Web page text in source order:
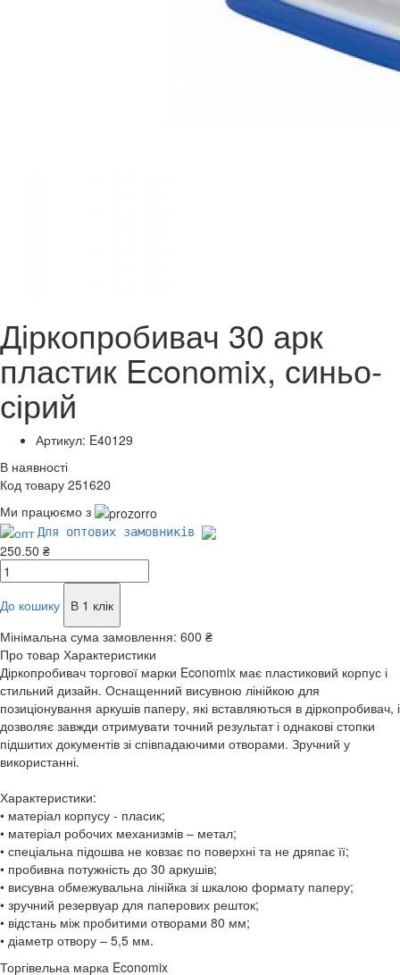
Діркопробивач 30 арк
пластик Economix, синьо-
сірий
Артикул: E40129
В наявності
Код товару 251620
Ми працюємо з
Для оптових замовників
250.50 ₴
До кошику
В 1 клік
Мінімальна сума замовлення: 600 ₴
Про товар Характеристики
Діркопробивач торгової марки Economix має пластиковий корпус і
стильний дизайн. Оснащенний висувною лінійкою для
позиціонування аркушів паперу, які вставляються в діркопробивач, і
дозволяє завжди отримувати точний результат і однакові стопки
підшитих документів зі співпадаючими отворами. Зручний у
використанні.
Характеристики:
• матеріал корпусу - пласик;
• матеріал робочих механизмів – метал;
• спеціальна підошва не ковзає по поверхні та не дряпає її;
• пробивна потужність до 30 аркушів;
• висувна обмежувальна лінійка зі шкалою формату паперу;
• зручний резервуар для паперових решток;
• відстань між пробитими отворами 80 мм;
• діаметр отвору – 5,5 мм.
Торгівельна марка Economix